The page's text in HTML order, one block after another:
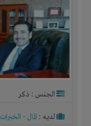
الجنس : ذكر
لديـه : المال - الخبرات